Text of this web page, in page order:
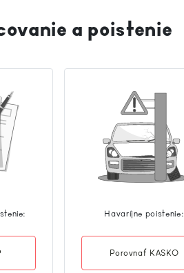
a poistenie
Havaríjne poistenie:
Porovnať KASKO